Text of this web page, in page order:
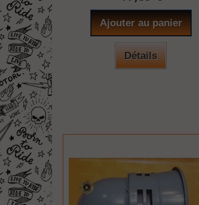
Ajouter au panier
Détails